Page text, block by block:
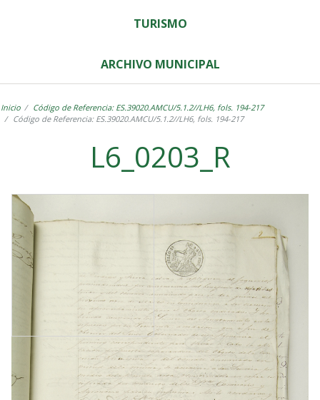
TURISMO
ARCHIVO MUNICIPAL
Inicio
Código de Referencia: ES.39020.AMCU/5.1.2//LH6, fols. 194-217
Código de Referencia: ES.39020.AMCU/5.1.2//LH6, fols. 194-217
L6_0203_R